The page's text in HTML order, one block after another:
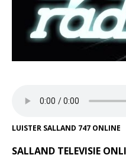
LUISTER SALLAND 747 ONLINE
SALLAND TELEVISIE